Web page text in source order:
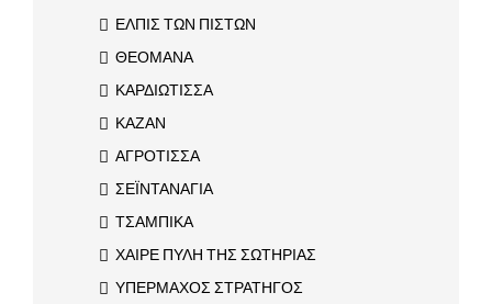
ΕΛΠΙΣ ΤΩΝ ΠΙΣΤΩΝ
ΘΕΟΜΑΝΑ
ΚΑΡΔΙΩΤΙΣΣΑ
ΚΑΖΑΝ
ΑΓΡΟΤΙΣΣΑ
ΣΕΪΝΤΑΝΑΓΙΑ
ΤΣΑΜΠΙΚΑ
ΧΑΙΡΕ ΠΥΛΗ ΤΗΣ ΣΩΤΗΡΙΑΣ
ΥΠΕΡΜΑΧΟΣ ΣΤΡΑΤΗΓΟΣ